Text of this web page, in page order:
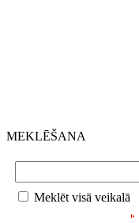
MEKLĒŠANA
Meklēt visā veikalā